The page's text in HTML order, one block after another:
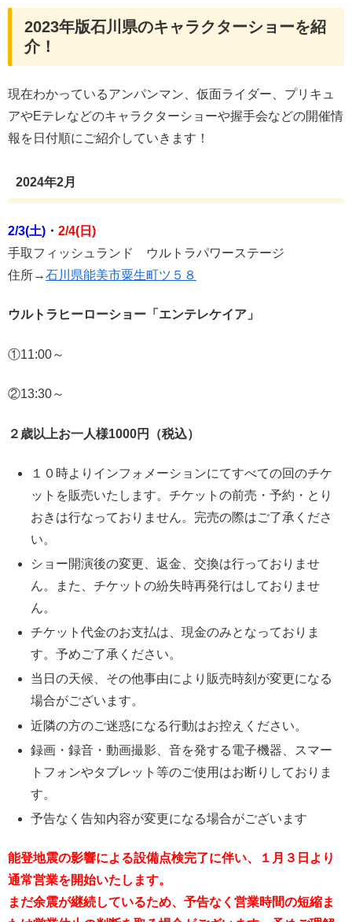
2023年版石川県のキャラクターショーを紹
介！
現在わかっているアンパンマン、仮面ライダー、プリキュ
アやEテレなどのキャラクターショーや握手会などの開催情
報を日付順にご紹介していきます！
2024年2月
2/3(土) ・ 2/4(日)
手取フィッシュランド ウルトラパワーステージ
住所→石川県能美市粟生町ツ５８
ウルトラヒーローショー「エンテレケイア」
①11:00～
②13:30～
２歳以上お一人様1000円（税込）
１０時よりインフォメーションにてすべての回のチケ
ットを販売いたします。チケットの前売・予約・とり
おきは行なっておりません。完売の際はご了承くださ
い。
ショー開演後の変更、返金、交換は行っておりませ
ん。また、チケットの紛失時再発行はしておりませ
ん。
チケット代金のお支払は、現金のみとなっておりま
す。予めご了承ください。
当日の天候、その他事由により販売時刻が変更になる
場合がございます。
近隣の方のご迷惑になる行動はお控えください。
録画・録音・動画撮影、音を発する電子機器、スマー
トフォンやタブレット等のご使用はお断りしておりま
す。
予告なく告知内容が変更になる場合がございます
能登地震の影響による設備点検完了に伴い、１月３日より
通常営業を開始いたします。
まだ余震が継続しているため、予告なく営業時間の短縮ま